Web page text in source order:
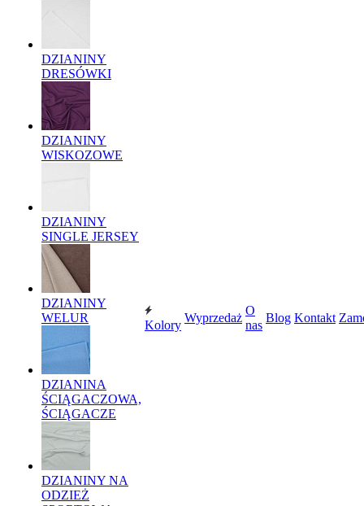
DZIANINY
DRESÓWKI
DZIANINY
WISKOZOWE
DZIANINY
SINGLE JERSEY
DZIANINY
WELUR
DZIANINA
ŚCIĄGACZOWA,
ŚCIĄGACZE
DZIANINY NA
ODZIEŻ
Kolory
Wyprzedaż
O
nas
Blog Kontakt